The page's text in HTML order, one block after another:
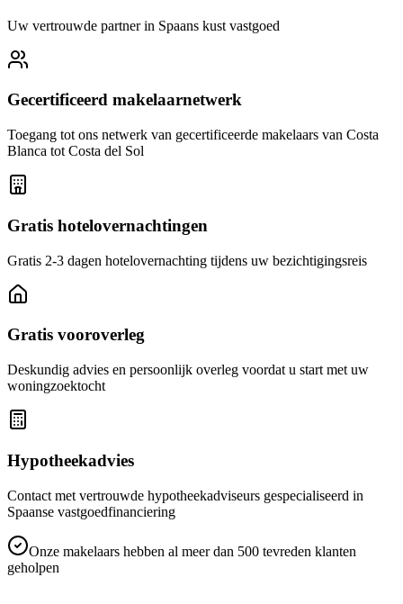
Uw vertrouwde partner in Spaans kust vastgoed
Gecertificeerd makelaarnetwerk
Toegang tot ons netwerk van gecertificeerde makelaars van Costa
Blanca tot Costa del Sol
Gratis hotelovernachtingen
Gratis 2-3 dagen hotelovernachting tijdens uw bezichtigingsreis
Gratis vooroverleg
Deskundig advies en persoonlijk overleg voordat u start met uw
woningzoektocht
Hypotheekadvies
Contact met vertrouwde hypotheekadviseurs gespecialiseerd in
Spaanse vastgoedfinanciering
Onze makelaars hebben al meer dan 500 tevreden klanten
geholpen